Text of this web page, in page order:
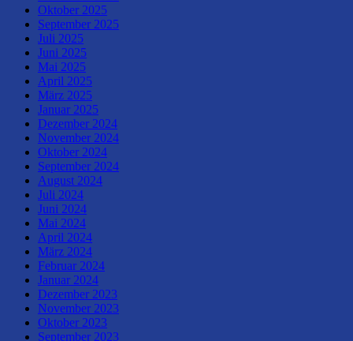
Oktober 2025
September 2025
Juli 2025
Juni 2025
Mai 2025
April 2025
März 2025
Januar 2025
Dezember 2024
November 2024
Oktober 2024
September 2024
August 2024
Juli 2024
Juni 2024
Mai 2024
April 2024
März 2024
Februar 2024
Januar 2024
Dezember 2023
November 2023
Oktober 2023
September 2023